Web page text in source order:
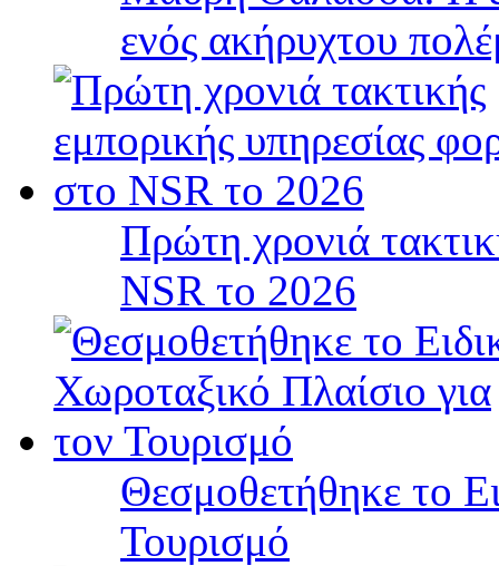
ενός ακήρυχτου
Πρώτη χρονιά
NSR το 2026
Θεσμοθετήθηκε το
Τουρισμό